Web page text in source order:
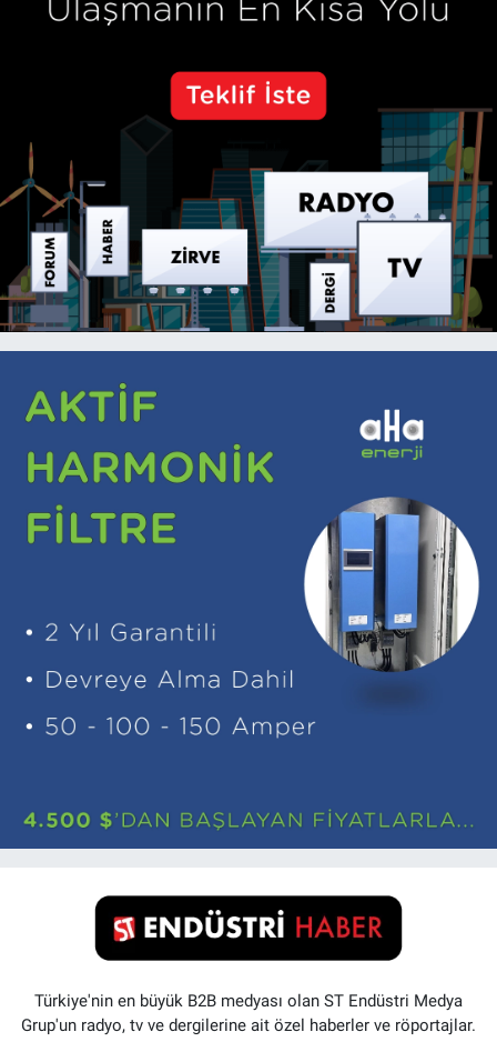
Türkiye'nin en büyük B2B medyası olan ST Endüstri Medya
Grup'un radyo, tv ve dergilerine ait özel haberler ve röportajlar.